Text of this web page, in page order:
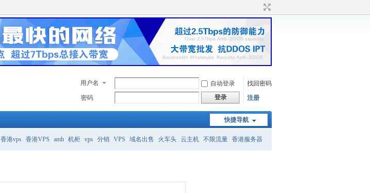
用户名 自动登录
找回密码
密码
登录 注册
快捷导航
香港vps 香港VPS amh 机柜 vps 分销 VPS 域名出售 火车头 云主机 不限流量 香港服务器